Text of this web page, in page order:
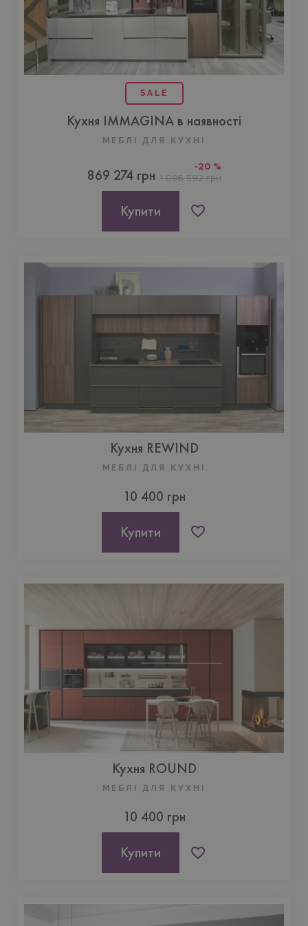
SALE
Кухня IMMAGINA в наявності
МЕБЛІ ДЛЯ КУХНI
869 274 грн
-20 %
1 086 592 грн
Купити
Кухня REWIND
МЕБЛІ ДЛЯ КУХНI
10 400 грн
Купити
Кухня ROUND
МЕБЛІ ДЛЯ КУХНI
10 400 грн
Купити